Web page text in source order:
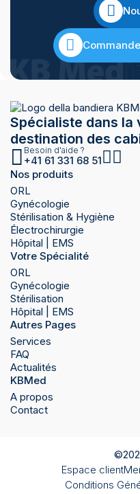
Spécialiste dans la
destination des
Besoin d'aide ?
+41 61 331 68 51
Nos produits
ORL
Gynécologie
Stérilisation & Hygiène
Électrochirurgie
Hôpital | EMS
Votre Spécialité
ORL
Gynécologie
Stérilisation
Hôpital | EMS
Autres Pages
Services
FAQ
Actualités
KBMed
A propos
Contact
Espace client
Conditions